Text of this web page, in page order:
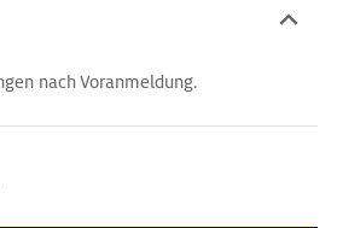
nach Voranmeldung.